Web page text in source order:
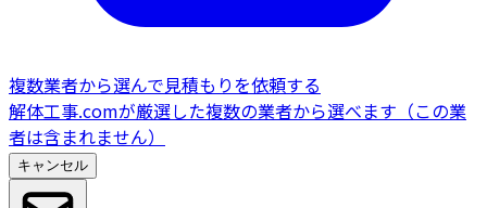
複数業者から選んで見積もりを依頼する
解体工事.comが厳選した複数の業者から選べます（この業
者は含まれません）
キャンセル